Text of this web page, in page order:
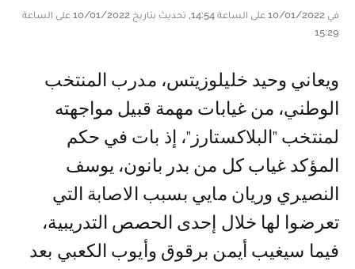
في 10/01/2022 على الساعة 14:54, تحديث بتاريخ 10/01/2022 على الساعة
15:29
ويعاني وحيد خليلوزيتس، مدرب المنتخب
الوطني، من غيابات مهمة قبيل مواجهته
لمنتخب "البلاكستارز"، إذ بات في حكم
المؤكد غياب كل من بدر بانون، يوسف
النصيري وريان مايي بسبب الاصابة التي
تعرضوا لها خلال إحدى الحصص التدريبية،
فيما سيغيب أيمن برقوق وأيوب الكعبي بعد